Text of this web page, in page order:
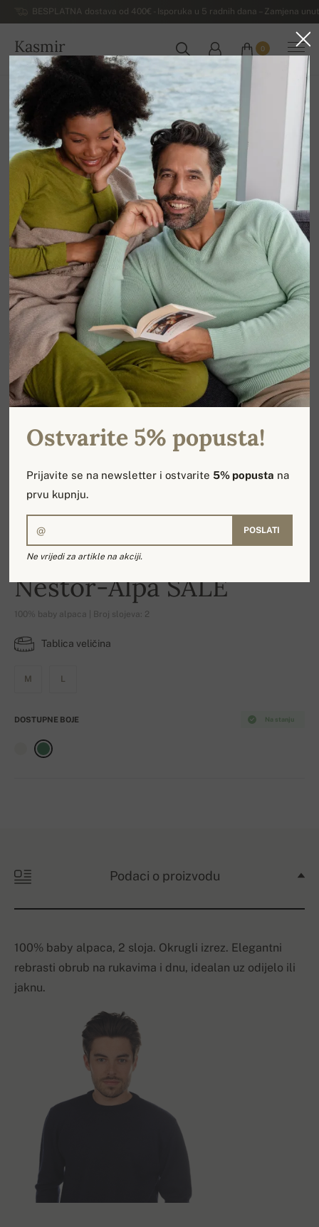
BESPLATNA dostava od 400€ - Isporuka u 5 radnih dana – Zamjena
Kasmir
HRVATSKA
0
Kuća
-17%
Nestor-Alpa SALE
100% baby alpaca | Broj slojeva: 2
Tablica veličina
M L
Na stanju
DOSTUPNE BOJE
Podaci o proizvodu
100% baby alpaca, 2 sloja. Okrugli izrez. Elegantni
rebrasti obrub na rukavima i dnu, idealan uz odijelo ili
jaknu.
Ostvarite 5% popusta!
Prijavite se na newsletter i ostvarite5% popusta na
prvu kupnju.
POSLATI
Ne vrijedi za artikle na akciji.